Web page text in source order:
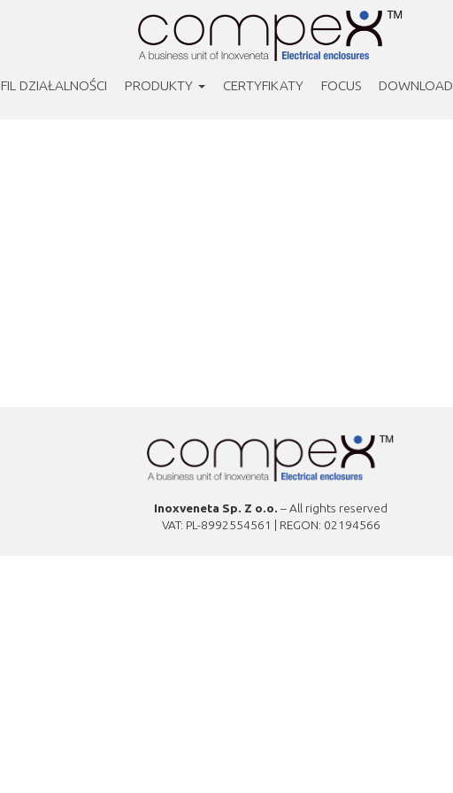
DZIAŁALNOŚCI PRODUKTY CERTYFIKATY FOCUS DOWNLOAD
Inoxveneta Sp. Z o.o. – All rights reserved
VAT: PL-8992554561 | REGON: 02194566